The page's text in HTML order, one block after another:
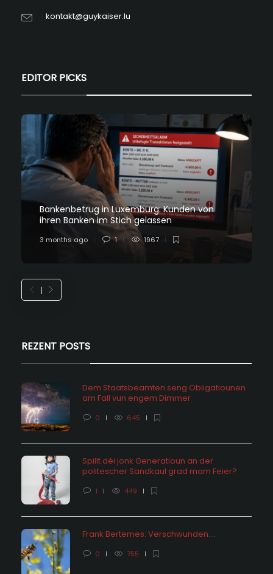
kontakt@guykaiser.lu
EDITOR PICKS
Bankenbetrug in Luxemburg: Kunden von
ihren Banken im Stich gelassen
3 months ago 1 1967
REZENT POSTS
Dem Staatsbeamten seng Obligatiounen
am Fall vun engem Dimmer
0 645
Spillt déi jonk Generatioun an der
politescher Sandkaul grad mam Feier?
1 449
Frank Bertemes: Verschwunden….
0 755